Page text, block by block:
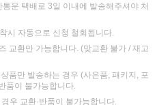
운 택배로 3일 이내에 발송해주셔야 처
시 자동으로 신청 철회됩니다.
교환만 가능합니다. (맞교환 불가 / 재고
품만 발송하는 경우 (사은품, 패키지, 포
품이 불가능합니다.
우 교환·반품이 불가능합니다.